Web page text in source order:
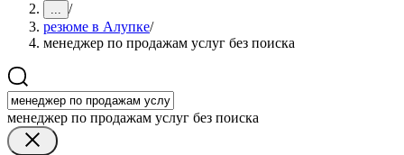
... /
резюме в Алупке/
менеджер по продажам услуг без поиска
менеджер по продажам услуг без поиска